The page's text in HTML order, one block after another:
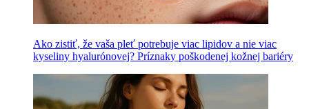
Ako zistiť, že vaša pleť potrebuje viac lipidov a nie viac
kyseliny hyalurónovej? Príznaky poškodenej kožnej bariéry